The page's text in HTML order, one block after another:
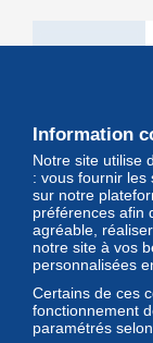
Information
Notre site utilise
: vous fournir les
sur notre
préférences afin
agréable,
notre site à vos
personnalisées
Certains de ces
fonctionnement
paramétrés